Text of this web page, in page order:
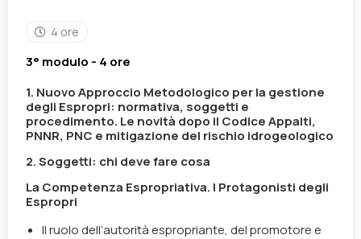
4 ore
3° modulo - 4 ore
1. Nuovo Approccio Metodologico per la gestione
degli Espropri: normativa, soggetti e
procedimento. Le novità dopo il Codice Appalti,
PNNR, PNC e mitigazione del rischio idrogeologico
2. Soggetti: chi deve fare cosa
La Competenza Espropriativa. I Protagonisti degli
Espropri
Il ruolo dell’autorità espropriante, del promotore e